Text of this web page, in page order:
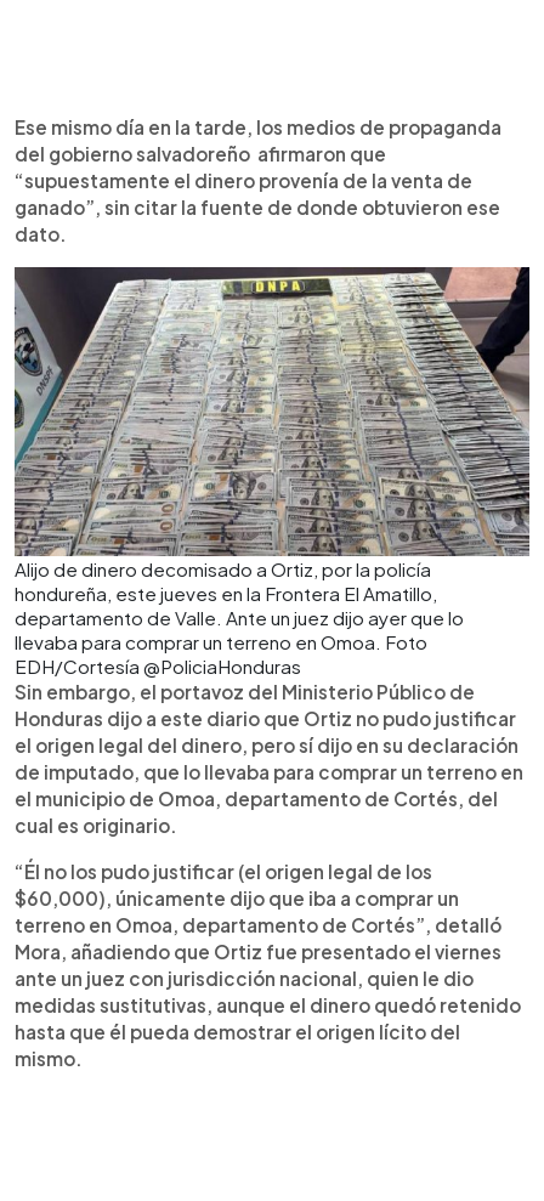
Ese mismo día en la tarde, los medios de propaganda
del gobierno salvadoreño afirmaron que
“supuestamente el dinero provenía de la venta de
ganado”, sin citar la fuente de donde obtuvieron ese
dato.
Alijo de dinero decomisado a Ortiz, por la policía
hondureña, este jueves en la Frontera El Amatillo,
departamento de Valle. Ante un juez dijo ayer que lo
llevaba para comprar un terreno en Omoa. Foto
EDH/Cortesía @PoliciaHonduras
Sin embargo, el portavoz del Ministerio Público de
Honduras dijo a este diario que Ortiz no pudo justificar
el origen legal del dinero, pero sí dijo en su declaración
de imputado, que lo llevaba para comprar un terreno en
el municipio de Omoa, departamento de Cortés, del
cual es originario.
“Él no los pudo justificar (el origen legal de los
$60,000), únicamente dijo que iba a comprar un
terreno en Omoa, departamento de Cortés”, detalló
Mora, añadiendo que Ortiz fue presentado el viernes
ante un juez con jurisdicción nacional, quien le dio
medidas sustitutivas, aunque el dinero quedó retenido
hasta que él pueda demostrar el origen lícito del
mismo.